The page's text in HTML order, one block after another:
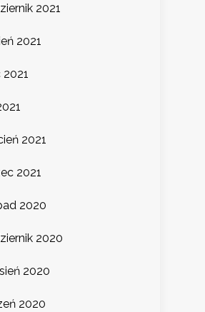
2021
2021
2021
2021
2020
2020
2020
2020